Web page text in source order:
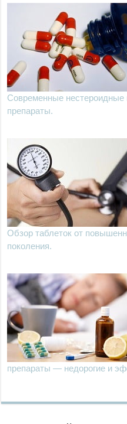
Современные нестероидные
препараты.
Обзор таблеток от
поколения.
препараты — недорогие и